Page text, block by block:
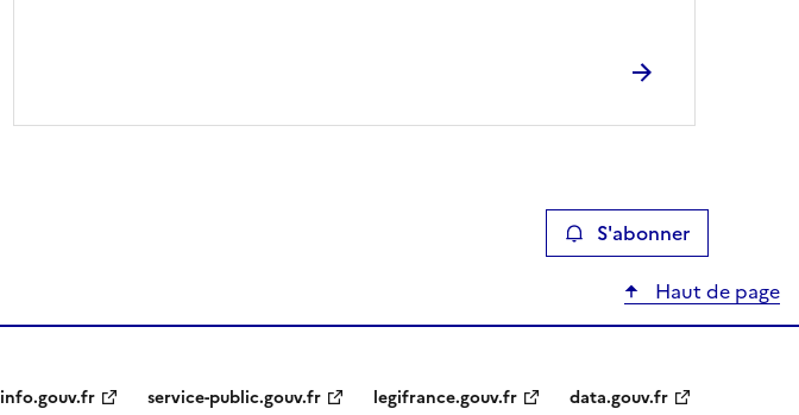
S'abonner
Haut de page
info.gouv.fr service-public.gouv.fr legifrance.gouv.fr data.gouv.fr